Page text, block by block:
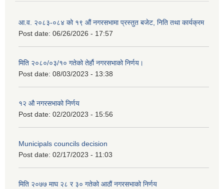
आ.व. २०८३-०८४ को १९ औं नगरसभामा प्रस्तुत बजेट, निति तथा कार्यक्रम
Post date: 06/26/2026 - 17:57
मिति २०८०/०३/१० गतेको तेर्हौ नगरसभाको निर्णय।
Post date: 08/03/2023 - 13:38
१२ औ नगरसभाको निर्णय
Post date: 02/20/2023 - 15:56
Municipals councils decision
Post date: 02/17/2023 - 11:03
मिति २०७७ माघ २८ र ३० गतेको आठौं नगरसभाको निर्णय